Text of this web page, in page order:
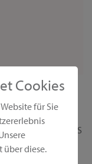
Cookies
für Sie
diese.
GONIS